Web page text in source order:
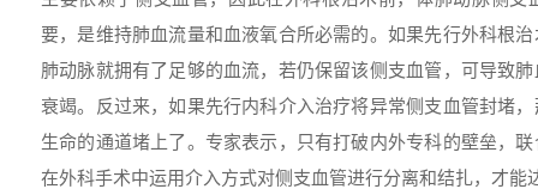
要，是维持肺血流量和血液氧合所必需的。如果先行外科根
肺动脉就拥有了足够的血流，若仍保留该侧支血管，可导致
衰竭。反过来，如果先行内科介入治疗将异常侧支血管封堵
生命的通道堵上了。专家表示，只有打破内外专科的壁垒，
在外科手术中运用介入方式对侧支血管进行分离和结扎，才能